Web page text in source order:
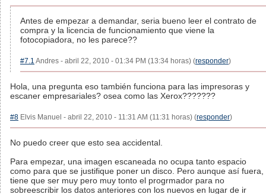
Antes de empezar a demandar, seria bueno leer el contrato de
compra y la licencia de funcionamiento que viene la
fotocopiadora, no les parece??
#7.1 Andres - abril 22, 2010 - 01:34 PM (13:34 horas) (responder)
Hola, una pregunta eso también funciona para las impresoras y
escaner empresariales? osea como las Xerox???????
#8 Elvis Manuel - abril 22, 2010 - 11:31 AM (11:31 horas) (responder)
No puedo creer que esto sea accidental.
Para empezar, una imagen escaneada no ocupa tanto espacio
como para que se justifique poner un disco. Pero aunque así fuera,
tiene que ser muy pero muy tonto el progrmador para no
sobreescribir los datos anteriores con los nuevos en lugar de ir